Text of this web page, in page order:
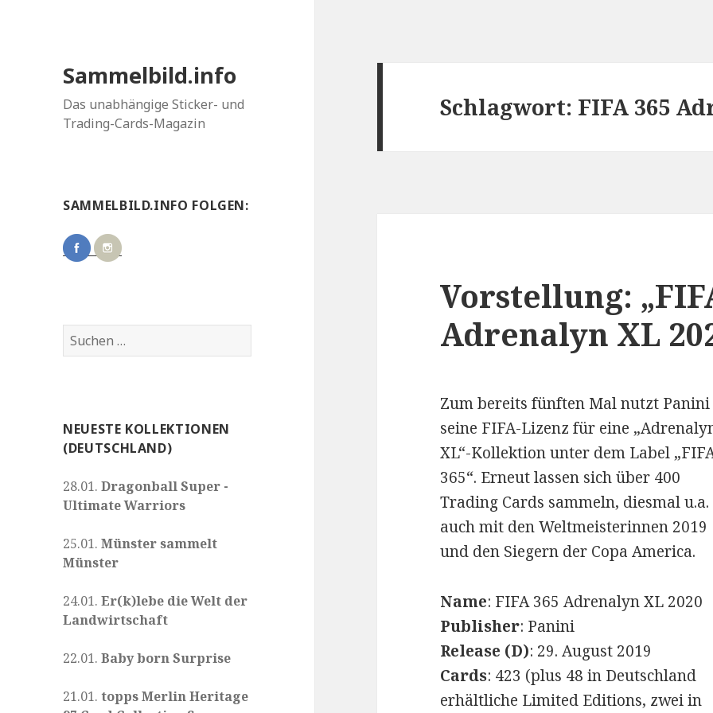
Sammelbild.info
Das unabhängige Sticker- und
Trading-Cards-Magazin
SAMMELBILD.INFO FOLGEN:
Suchen
nach:
NEUESTE KOLLEKTIONEN
(DEUTSCHLAND)
28.01.Dragonball Super -
Ultimate Warriors
25.01.Münster sammelt
Münster
24.01.Er(k)lebe die Welt der
Landwirtschaft
22.01.Baby born Surprise
21.01.topps Merlin Heritage
Schlagwort: FIFA 365
Vorstellung:
Adrenalyn XL
Zum bereits fünften Mal nutzt Panini
seine FIFA-Lizenz für eine
XL“-Kollektion unter dem Label
365“. Erneut lassen sich über 400
Trading Cards sammeln, diesmal u.a.
auch mit den Weltmeisterinnen 2019
und den Siegern der Copa America.
Name: FIFA 365 Adrenalyn XL 2020
Publisher: Panini
Release (D): 29. August 2019
Cards: 423 (plus 48 in Deutschland
erhältliche Limited Editions, zwei in